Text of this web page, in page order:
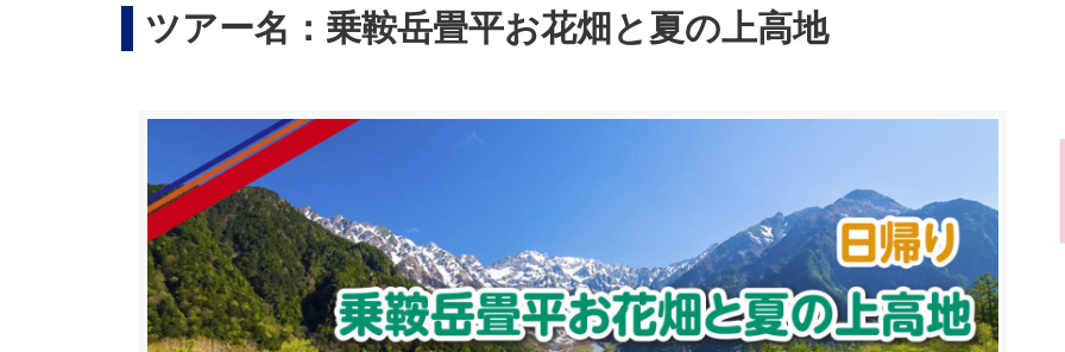
ツアー名：乗鞍岳畳平お花畑と夏の上高地